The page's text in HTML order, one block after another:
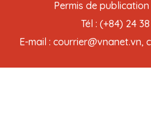
Permis de
Tél : (+84) 24
E-mail : courrier@vnanet.vn,